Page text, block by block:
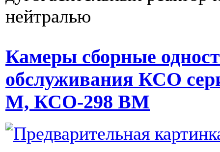
нейтралью
Камеры сборные
обслуживания КСО
М, КСО-298 ВМ